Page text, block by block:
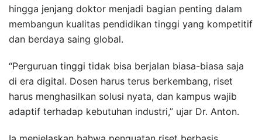
hingga jenjang doktor menjadi bagian penting dalam
membangun kualitas pendidikan tinggi yang kompetitif
dan berdaya saing global.
“Perguruan tinggi tidak bisa berjalan biasa-biasa saja
di era digital. Dosen harus terus berkembang, riset
harus menghasilkan solusi nyata, dan kampus wajib
adaptif terhadap kebutuhan industri,” ujar Dr. Anton.